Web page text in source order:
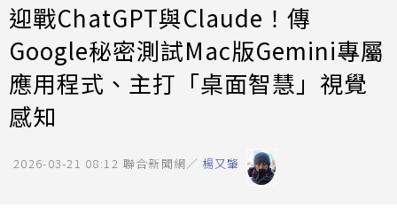
迎戰ChatGPT與Claude！傳
Google秘密測試Mac版Gemini專屬
應用程式、主打「桌面智慧」視覺
感知
2026-03-21 08:12 聯合新聞網／ 楊又肇